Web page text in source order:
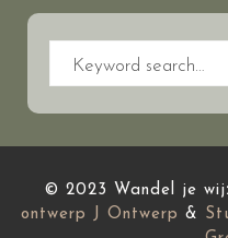
© 2023 Wandel je
ontwerp J Ontwerp &